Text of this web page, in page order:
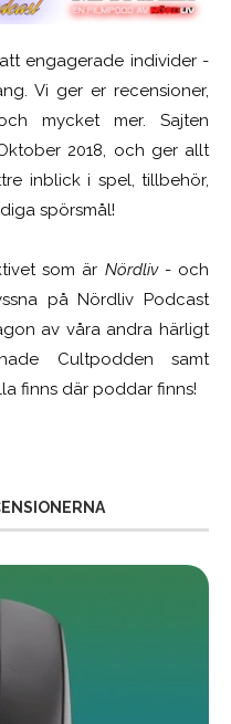
engagerade individer -
Vi ger er recensioner,
mycket mer. Sajten
2018, och ger allt
inblick i spel, tillbehör,
spörsmål!
som är Nördliv- och
på Nördliv Podcast
av våra andra härligt
Cultpodden samt
finns där poddar finns!